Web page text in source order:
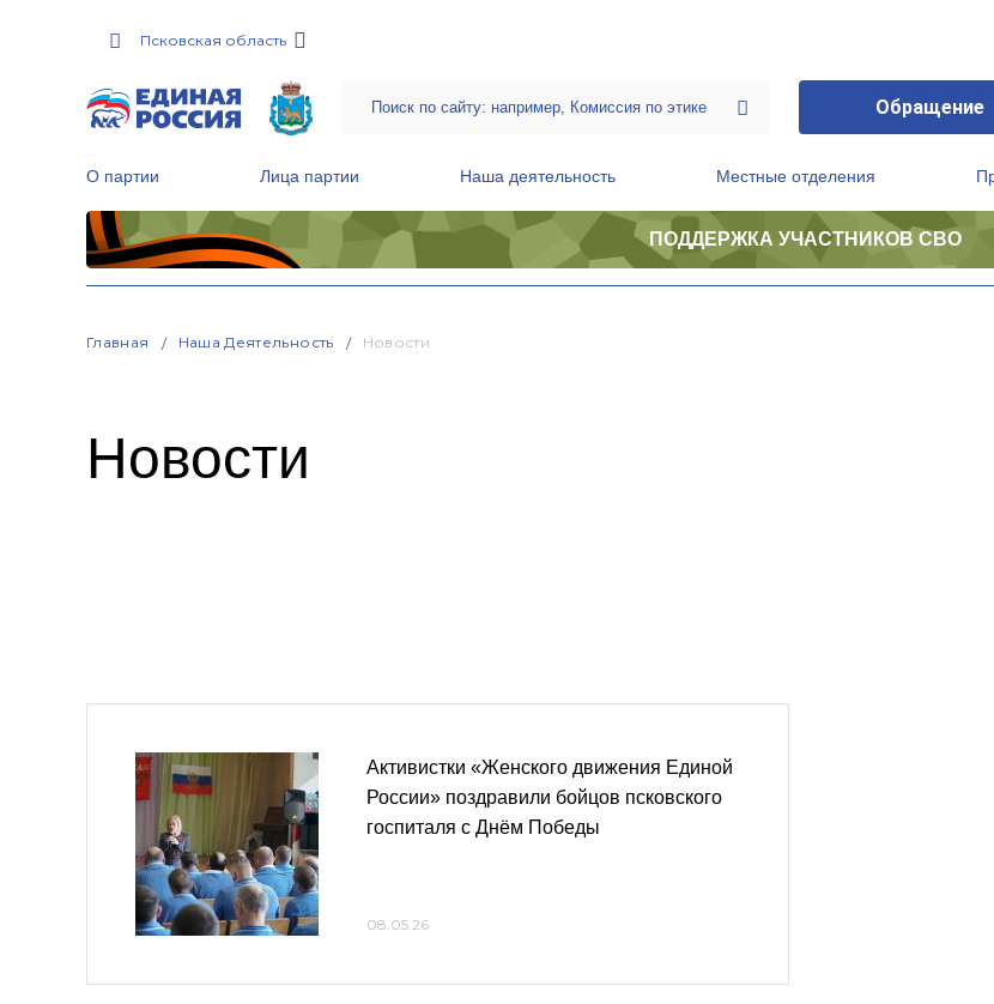
Псковская область
Обращение
О партии Лица партии Наша деятельность Местные отделения
ПОДДЕРЖКА УЧАСТНИКОВ СВО
Главная Наша Деятельность Новости
Новости
Активистки «Женского движения Единой
России» поздравили бойцов псковского
госпиталя с Днём Победы
08.05.26